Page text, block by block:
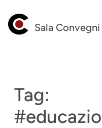
al
contenuto
Sala
Tag: